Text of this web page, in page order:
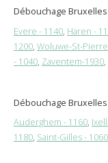
Débouchage
Evere - 1140, Haren -
1200, Woluwe-St-
- 1040, Zaventem-1930,
Débouchage
Auderghem - 1160,
1180, Saint-Gilles - 1060